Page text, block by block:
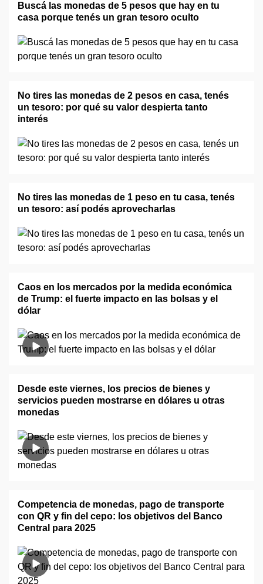
Buscá las monedas de 5 pesos que hay en tu
casa porque tenés un gran tesoro oculto
No tires las monedas de 2 pesos en casa, tenés
un tesoro: por qué su valor despierta tanto
interés
No tires las monedas de 1 peso en tu casa, tenés
un tesoro: así podés aprovecharlas
Caos en los mercados por la medida económica
de Trump: el fuerte impacto en las bolsas y el
dólar
Desde este viernes, los precios de bienes y
servicios pueden mostrarse en dólares u otras
monedas
Competencia de monedas, pago de transporte
con QR y fin del cepo: los objetivos del Banco
Central para 2025